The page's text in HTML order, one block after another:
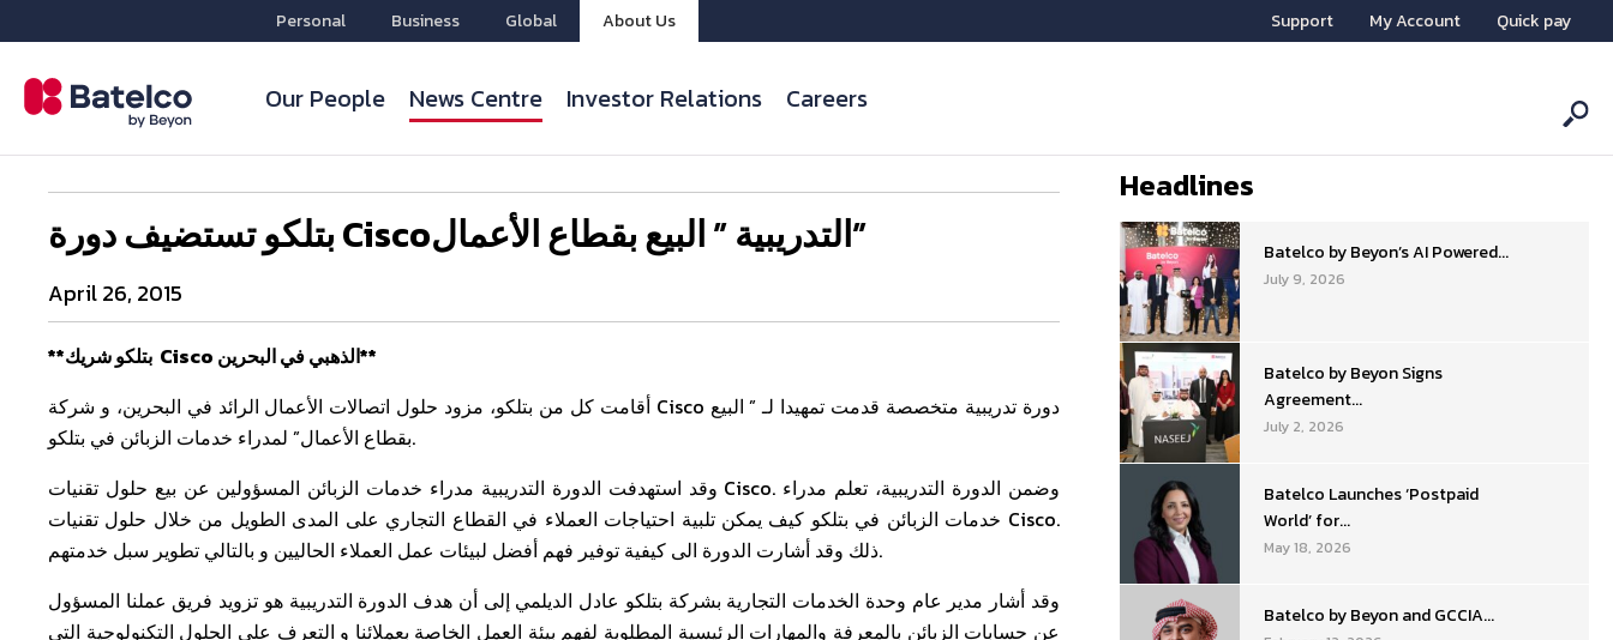
Support My Account Quick pay
Personal Business Global About Us
Our People News Centre Investor Relations Careers
بتلكو تستضيف دورة Ciscoالتدريبية ” البيع بقطاع الأعمال”
April 26, 2015
**بتلكو شريك Cisco الذهبي في البحرين**
أقامت كل من بتلكو، مزود حلول اتصالات الأعمال الرائد في البحرين، و شركة Cisco دورة تدريبية متخصصة قدمت تمهيدا لـ ” البيع
بقطاع الأعمال” لمدراء خدمات الزبائن في بتلكو.
وقد استهدفت الدورة التدريبية مدراء خدمات الزبائن المسؤولين عن بيع حلول تقنيات Cisco. وضمن الدورة التدريبية، تعلم مدراء
خدمات الزبائن في بتلكو كيف يمكن تلبية احتياجات العملاء في القطاع التجاري على المدى الطويل من خلال حلول تقنيات Cisco.
ذلك وقد أشارت الدورة الى كيفية توفير فهم أفضل لبيئات عمل العملاء الحاليين و بالتالي تطوير سبل خدمتهم.
وقد أشار مدير عام وحدة الخدمات التجارية بشركة بتلكو عادل الديلمي إلى أن هدف الدورة التدريبية هو تزويد فريق عملنا المسؤول
عن حسابات الزبائن بالمعرفة والمهارات الرئيسية المطلوبة لفهم بيئة العمل الخاصة بعملائنا و التعرف على الحلول التكنولوجية التي
Headlines
Batelco by Beyon’s AI Powered...
July 9, 2026
Batelco by Beyon Signs
Agreement...
July 2, 2026
Batelco Launches ‘Postpaid
World’ for...
May 18, 2026
Batelco by Beyon and GCCIA...